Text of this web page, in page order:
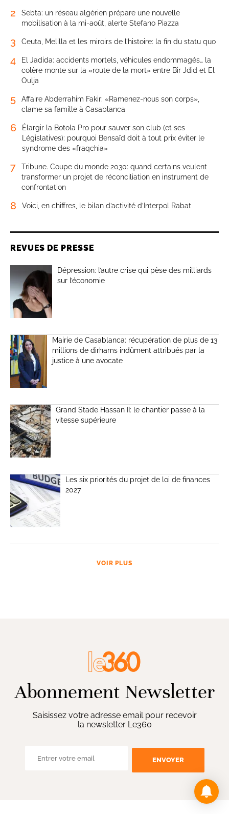
2
Sebta: un réseau algérien prépare une nouvelle
mobilisation à la mi-août, alerte Stefano Piazza
3 Ceuta, Melilla et les miroirs de l’histoire: la fin du statu quo
4
El Jadida: accidents mortels, véhicules endommagés… la
colère monte sur la «route de la mort» entre Bir Jdid et El
Oulja
5
Affaire Abderrahim Fakir: «Ramenez-nous son corps»,
clame sa famille à Casablanca
6
Élargir la Botola Pro pour sauver son club (et ses
Législatives): pourquoi Bensaïd doit à tout prix éviter le
syndrome des «fraqchia»
7
Tribune. Coupe du monde 2030: quand certains veulent
transformer un projet de réconciliation en instrument de
confrontation
8 Voici, en chiffres, le bilan d’activité d’Interpol Rabat
REVUES DE PRESSE
Dépression: l’autre crise qui pèse des milliards
sur l’économie
Mairie de Casablanca: récupération de plus de 13
millions de dirhams indûment attribués par la
justice à une avocate
Grand Stade Hassan II: le chantier passe à la
vitesse supérieure
Les six priorités du projet de loi de finances
2027
VOIR PLUS
Abonnement Newsletter
Saisissez votre adresse email pour recevoir
la newsletter Le360
ENVOYER